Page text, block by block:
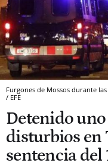
Furgones de Mossos durante
/ EFE
Detenido uno
disturbios en
sentencia del